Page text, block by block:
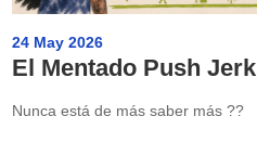
24 May 2026
El Mentado Push Jerk
Nunca está de más saber más ??